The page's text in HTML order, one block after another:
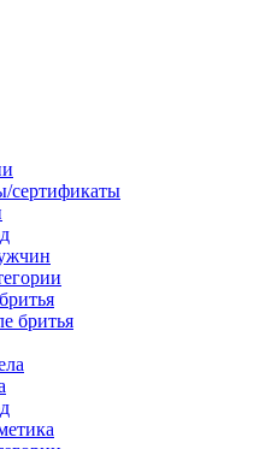
сертификаты
бритья